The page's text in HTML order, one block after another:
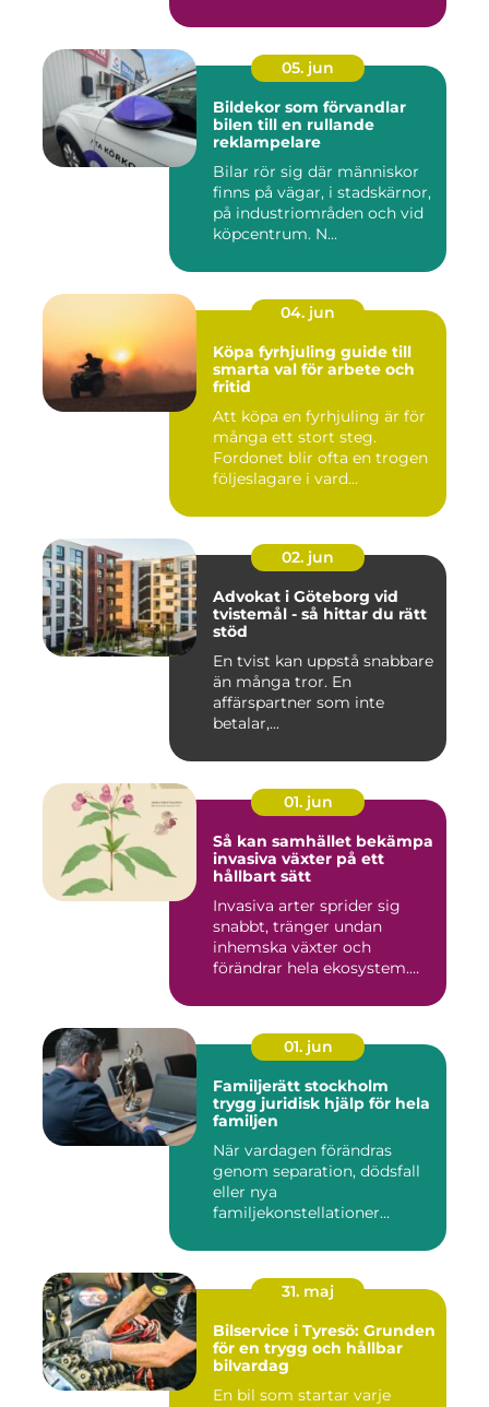
05. jun
Bildekor som förvandlar
bilen till en rullande
reklampelare
Bilar rör sig där människor
finns på vägar, i stadskärnor,
på industriområden och vid
köpcentrum. N...
04. jun
Köpa fyrhjuling guide till
smarta val för arbete och
fritid
Att köpa en fyrhjuling är för
många ett stort steg.
Fordonet blir ofta en trogen
följeslagare i vard...
02. jun
Advokat i Göteborg vid
tvistemål - så hittar du rätt
stöd
En tvist kan uppstå snabbare
än många tror. En
affärspartner som inte
betalar,...
01. jun
Så kan samhället bekämpa
invasiva växter på ett
hållbart sätt
Invasiva arter sprider sig
snabbt, tränger undan
inhemska växter och
förändrar hela ekosystem.
01. jun
Familjerätt stockholm
trygg juridisk hjälp för hela
familjen
När vardagen förändras
genom separation, dödsfall
eller nya
familjekonstellationer
31. maj
Bilservice i Tyresö: Grunden
för en trygg och hållbar
bilvardag
En bil som startar varje